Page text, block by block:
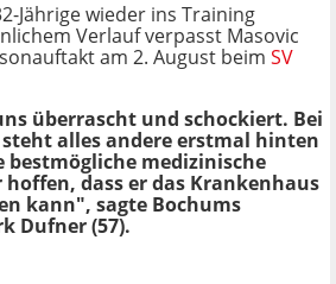
Jährige wieder ins Training
Verlauf verpasst Masovic
am 2. August beim SV
überrascht und schockiert. Bei
alles andere erstmal hinten
bestmögliche medizinische
dass er das Krankenhaus
kann", sagte Bochums
Dufner (57).